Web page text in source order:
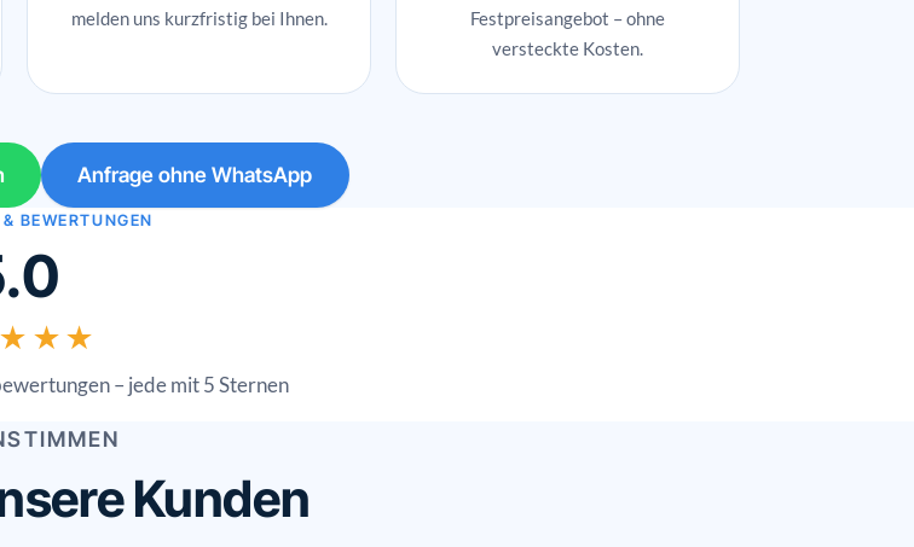
melden uns kurzfristig bei Ihnen.
Festpreisangebot – ohne
versteckte Kosten.
Anfrage ohne WhatsApp
BEWERTUNGEN
– jede mit 5 Sternen
Kunden